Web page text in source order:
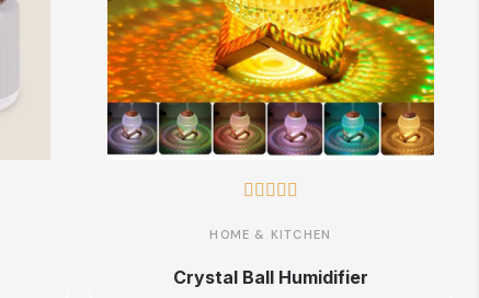
    
HOME & KITCHEN
Crystal Ball Humidifier